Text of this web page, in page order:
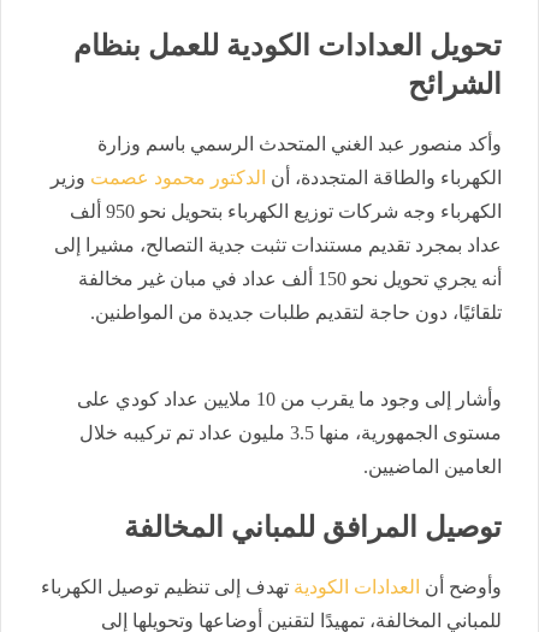
تحويل العدادات الكودية للعمل بنظام
الشرائح
وأكد منصور عبد الغني المتحدث الرسمي باسم وزارة
الكهرباء والطاقة المتجددة، أن الدكتور محمود عصمت وزير
الكهرباء وجه شركات توزيع الكهرباء بتحويل نحو 950 ألف
عداد بمجرد تقديم مستندات تثبت جدية التصالح، مشيرا إلى
أنه يجري تحويل نحو 150 ألف عداد في مبان غير مخالفة
تلقائيًا، دون حاجة لتقديم طلبات جديدة من المواطنين.
وأشار إلى وجود ما يقرب من 10 ملايين عداد كودي على
مستوى الجمهورية، منها 3.5 مليون عداد تم تركيبه خلال
العامين الماضيين.
توصيل المرافق للمباني المخالفة
وأوضح أن العدادات الكودية تهدف إلى تنظيم توصيل الكهرباء
للمباني المخالفة، تمهيدًا لتقنين أوضاعها وتحويلها إلى